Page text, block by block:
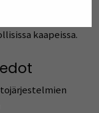
kaapeissa.